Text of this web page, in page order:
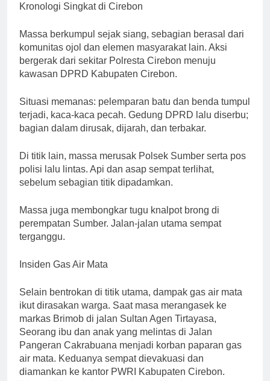
Kronologi Singkat di Cirebon
Massa berkumpul sejak siang, sebagian berasal dari
komunitas ojol dan elemen masyarakat lain. Aksi
bergerak dari sekitar Polresta Cirebon menuju
kawasan DPRD Kabupaten Cirebon.
Situasi memanas: pelemparan batu dan benda tumpul
terjadi, kaca-kaca pecah. Gedung DPRD lalu diserbu;
bagian dalam dirusak, dijarah, dan terbakar.
Di titik lain, massa merusak Polsek Sumber serta pos
polisi lalu lintas. Api dan asap sempat terlihat,
sebelum sebagian titik dipadamkan.
Massa juga membongkar tugu knalpot brong di
perempatan Sumber. Jalan-jalan utama sempat
terganggu.
Insiden Gas Air Mata
Selain bentrokan di titik utama, dampak gas air mata
ikut dirasakan warga. Saat masa merangasek ke
markas Brimob di jalan Sultan Agen Tirtayasa,
Seorang ibu dan anak yang melintas di Jalan
Pangeran Cakrabuana menjadi korban paparan gas
air mata. Keduanya sempat dievakuasi dan
diamankan ke kantor PWRI Kabupaten Cirebon.